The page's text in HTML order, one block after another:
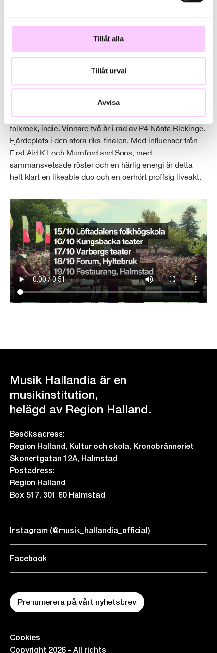
Tillåt alla
Tillåt urval
Avvisa
Missa inte chansen att se dem när de äntligen turnerar i
Halland och stannar till i Kungsbacka, det kommer bli en
oförglömlig kväll.
Kvällens förband är duon A.M.
Anna Melander och Mia Moilanen från Blekinge har på
kort tid etablerat sig med sin musik i genren folkpop,
folkrock, indie. Vinnare två år i rad av P4 Nästa Blekinge.
Fjärdeplats i den stora riks-finalen. Med influenser från
First Aid Kit och Mumford and Sons, med
sammansvetsade röster och en härlig energi är detta
helt klart en likeable duo och en oerhört proffsig liveakt.
Musik Hallandia är en
musikinstitution,
helägd av Region Halland.
Besöksadress:
Region Halland, Kultur och skola, Kronobränneriet
Skonertgatan 12A, Halmstad
Postadress:
Region Halland
Box 517, 301 80 Halmstad
Instagram (@musik_hallandia_official)
Facebook
Prenumerera på vårt nyhetsbrev
Cookies
Copyright 2026 - All rights